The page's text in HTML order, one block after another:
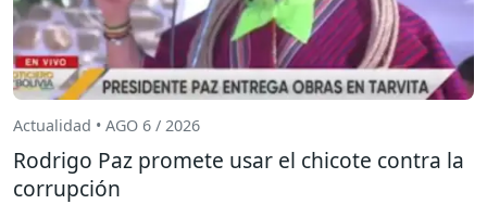
Actualidad • AGO 6 / 2026
Rodrigo Paz promete usar el chicote contra la
corrupción